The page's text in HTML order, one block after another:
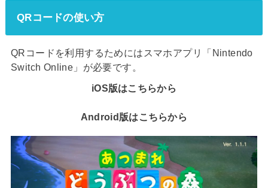
QRコードの使い方
QRコードを利用するためにはスマホアプリ「Nintendo
Switch Online」が必要です。
iOS版はこちらから
Android版はこちらから